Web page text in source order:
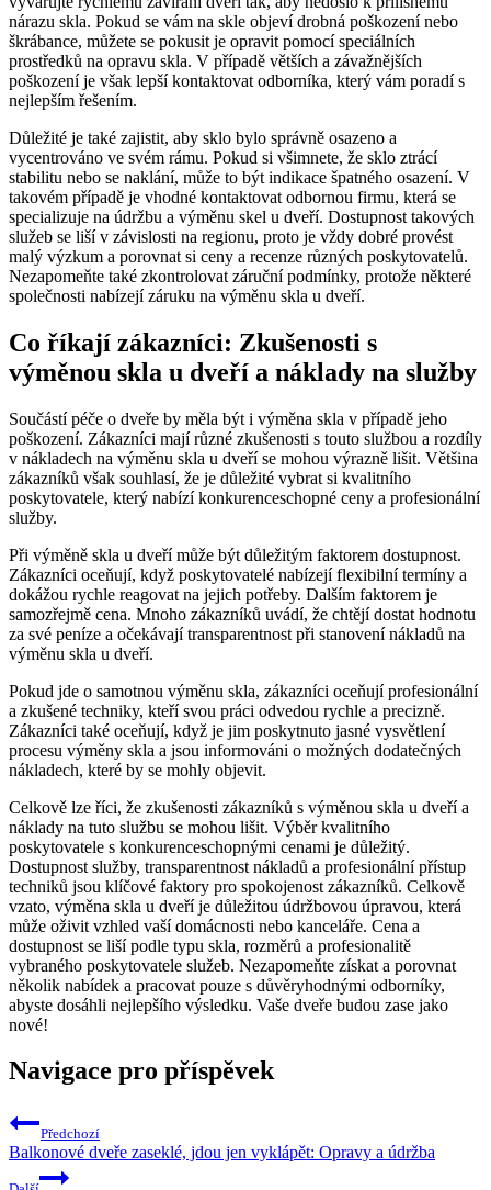
nárazu skla. Pokud se vám⁢ na skle‍ objeví drobná poškození nebo
škrábance, můžete se pokusit je opravit ⁢pomocí speciálních⁣
prostředků na⁢ opravu⁢ skla. V​ případě větších a závažnějších
poškození je⁢ však lepší kontaktovat odborníka, který vám poradí⁣ s
nejlepším řešením.
Důležité je také zajistit, aby sklo bylo správně osazeno a
vycentrováno ​ve svém rámu. Pokud si ⁢všimnete, že ‍sklo ztrácí‌
stabilitu nebo se naklání, může to být ​indikace špatného osazení. V
takovém⁢ případě‌ je vhodné kontaktovat odbornou firmu, která se
specializuje na ⁤údržbu a‌ výměnu ​skel u dveří. ​Dostupnost takových
služeb se liší v závislosti ⁣na regionu, proto je vždy dobré provést
malý výzkum a porovnat si ceny a recenze různých poskytovatelů. ​
Nezapomeňte také zkontrolovat záruční podmínky, ⁢protože‌ některé
společnosti nabízejí záruku na ‌výměnu skla u dveří.
Co říkají zákazníci:​ Zkušenosti s
výměnou skla u dveří a náklady na služby
Součástí péče o dveře by měla⁣ být i⁤ výměna skla v případě jeho
poškození. Zákazníci mají různé zkušenosti ‌s touto ‌službou a rozdíly
⁢v nákladech na ​výměnu skla u dveří se ⁤mohou⁣ výrazně lišit. ⁣Většina
‍zákazníků však souhlasí, že je důležité vybrat si kvalitního
poskytovatele,⁣ který ​nabízí konkurenceschopné ceny a profesionální
služby.
Při výměně⁣ skla⁢ u dveří ‍může být důležitým faktorem dostupnost.
Zákazníci⁢ oceňují, ⁣když poskytovatelé nabízejí ​flexibilní termíny ‍a
dokážou rychle reagovat na jejich potřeby. Dalším faktorem ⁤je
samozřejmě cena. Mnoho zákazníků uvádí,‍ že chtějí dostat hodnotu
za své‌ peníze a očekávají transparentnost ‍při stanovení ⁢nákladů na
výměnu skla u dveří.
Pokud⁤ jde o samotnou výměnu skla, zákazníci oceňují profesionální
a zkušené techniky,⁢ kteří svou práci odvedou rychle a precizně.
Zákazníci ⁤také oceňují, když je jim poskytnuto jasné vysvětlení
procesu výměny skla a⁤ jsou informováni o možných dodatečných
nákladech, které⁢ by se mohly objevit.
Celkově ‍lze říci, že zkušenosti zákazníků s výměnou skla ⁤u dveří a
náklady na tuto službu se mohou lišit. Výběr kvalitního
poskytovatele ⁤s konkurenceschopnými cenami je⁣ důležitý.‍
Dostupnost služby, transparentnost‍ nákladů a profesionální přístup
techniků ⁣jsou klíčové faktory pro spokojenost zákazníků. Celkově
vzato, ‍výměna skla⁤ u ⁣dveří ​je důležitou údržbovou úpravou, která
může⁤ oživit vzhled⁣ vaší domácnosti nebo​ kanceláře. Cena a​
dostupnost se liší⁤ podle ⁣typu skla, rozměrů a profesionalitě
vybraného poskytovatele služeb. Nezapomeňte získat a porovnat
několik nabídek a pracovat pouze s⁢ důvěryhodnými odborníky,
abyste ⁣dosáhli‍ nejlepšího ⁣výsledku. Vaše dveře budou ‌zase jako
nové!
Navigace pro příspěvek
Předchozí
Balkonové dveře zaseklé, jdou jen vyklápět: Opravy a údržba